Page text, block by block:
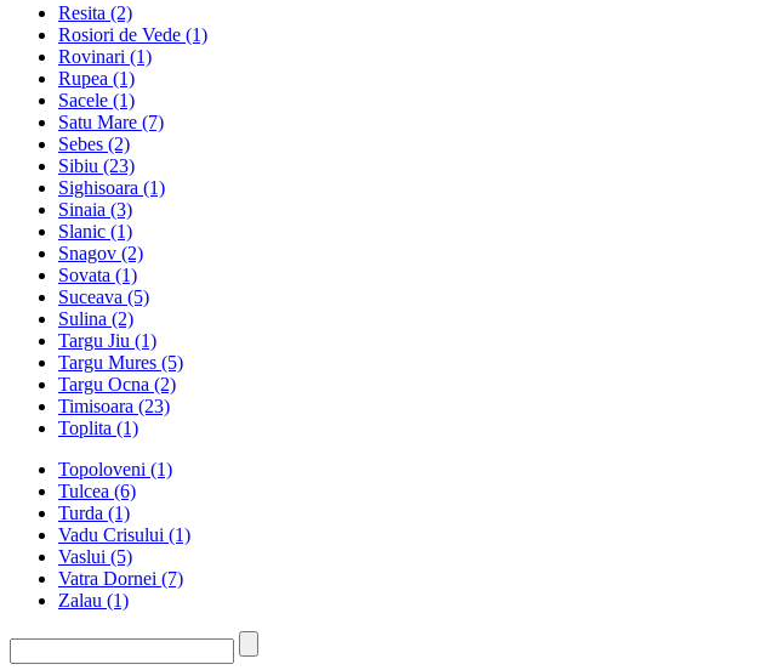
Resita (2)
Rosiori de Vede (1)
Rovinari (1)
Rupea (1)
Sacele (1)
Satu Mare (7)
Sebes (2)
Sibiu (23)
Sighisoara (1)
Sinaia (3)
Slanic (1)
Snagov (2)
Sovata (1)
Suceava (5)
Sulina (2)
Targu Jiu (1)
Targu Mures (5)
Targu Ocna (2)
Timisoara (23)
Toplita (1)
Topoloveni (1)
Tulcea (6)
Turda (1)
Vadu Crisului (1)
Vaslui (5)
Vatra Dornei (7)
Zalau (1)